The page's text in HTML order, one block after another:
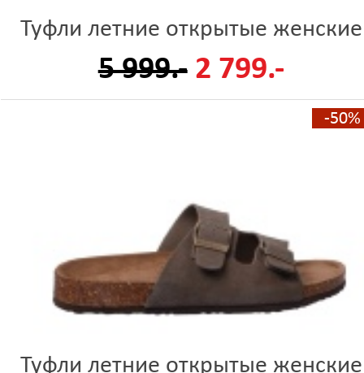
Туфли летние открытые женские
5 999.- 2 799.-
-50%
Туфли летние открытые женские